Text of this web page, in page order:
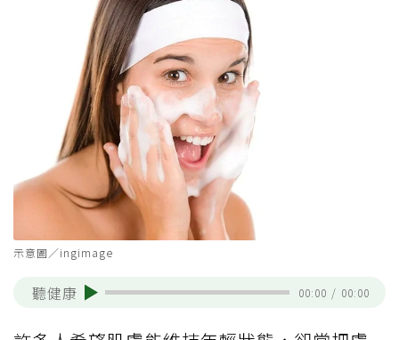
示意圖／ingimage
聽健康 00:00 / 00:00